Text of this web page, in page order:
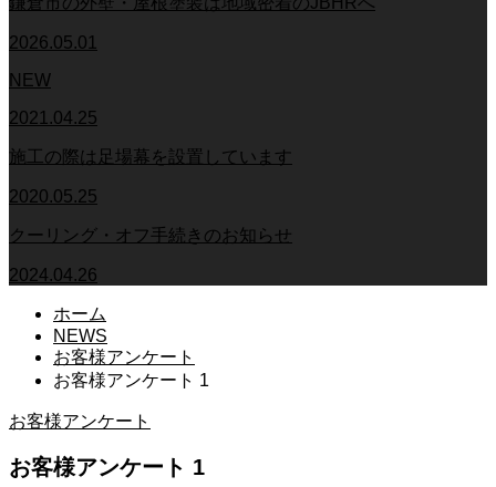
2026.05.01
NEW
2021.04.25
施工の際は足場幕を設置しています
2020.05.25
クーリング・オフ手続きのお知らせ
2024.04.26
ホーム
NEWS
お客様アンケート
お客様アンケート 1
お客様アンケート
お客様アンケート 1